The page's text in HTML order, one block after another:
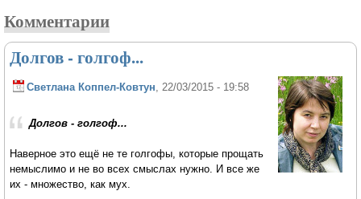
Комментарии
Долгов - голгоф...
Светлана Коппел-Ковтун, 22/03/2015 - 19:58
Долгов - голгоф...
Наверное это ещё не те голгофы, которые прощать
немыслимо и не во всех смыслах нужно. И все же
их - множество, как мух.